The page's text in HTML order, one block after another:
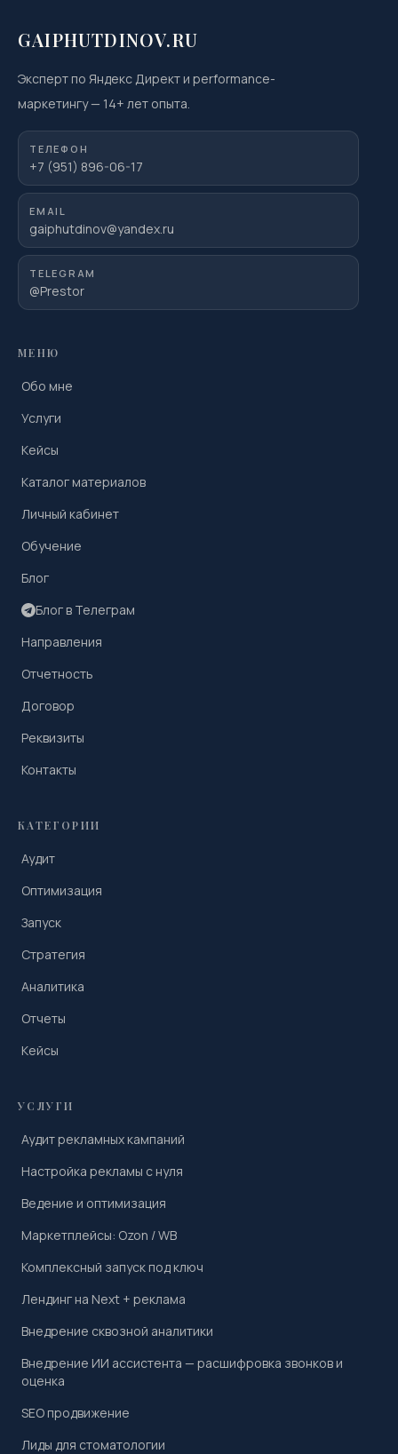
GAIPHUTDINOV.RU
Эксперт по Яндекс Директ и performance-
маркетингу— 14+ лет опыта.
ТЕЛЕФОН
+7 (951) 896-06-17
EMAIL
gaiphutdinov@yandex.ru
TELEGRAM
@Prestor
МЕНЮ
Обо мне
Услуги
Кейсы
Каталог материалов
Личный кабинет
Обучение
Блог
Блог в Телеграм
Направления
Отчетность
Договор
Реквизиты
Контакты
КАТЕГОРИИ
Аудит
Оптимизация
Запуск
Стратегия
Аналитика
Отчеты
Кейсы
УСЛУГИ
Аудит рекламных кампаний
Настройка рекламы с нуля
Ведение и оптимизация
Маркетплейсы: Ozon / WB
Комплексный запуск под ключ
Лендинг на Next + реклама
Внедрение сквозной аналитики
Внедрение ИИ ассистента — расшифровка звонков и
оценка
SEO продвижение
Лиды для стоматологии